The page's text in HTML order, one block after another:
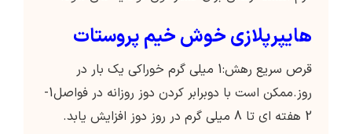
هایپرپلازی خوش خیم پروستات
قرص سریع رهش:1 میلی گرم خوراکی یک بار در
روز.ممکن است با دوبرابر کردن دوز روزانه در فواصل1-
2 هفته ای تا 8 میلی گرم در روز دوز افزایش یابد.